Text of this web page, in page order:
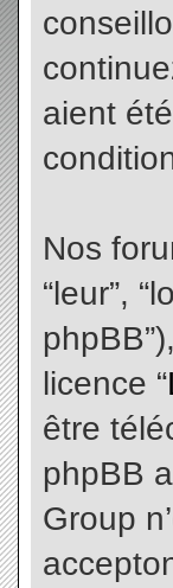
aient
Nos
“leur”,
licence “
être
phpBB
Group